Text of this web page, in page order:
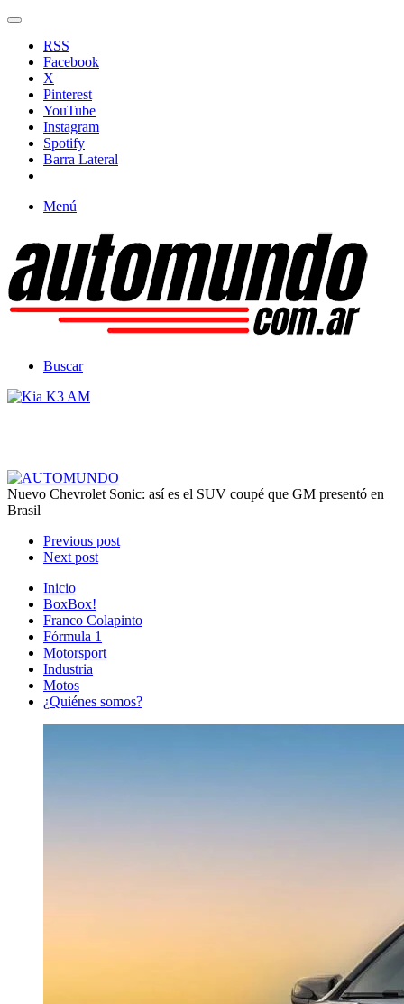
RSS
Facebook
X
Pinterest
YouTube
Instagram
Spotify
Barra Lateral
Menú
Buscar
Nuevo Chevrolet Sonic: así es el SUV coupé que GM presentó en
Brasil
Previous post
Next post
Inicio
BoxBox!
Franco Colapinto
Fórmula 1
Motorsport
Industria
Motos
¿Quiénes somos?